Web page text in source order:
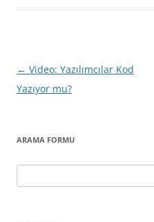
Yazı
dolaşımı
← Video: Yazılımcılar Kod
Yazıyor mu?
ARAMA FORMU